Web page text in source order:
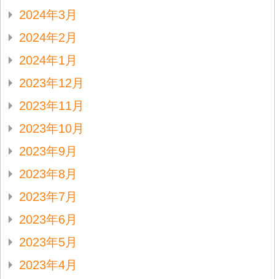
2024年3月
2024年2月
2024年1月
2023年12月
2023年11月
2023年10月
2023年9月
2023年8月
2023年7月
2023年6月
2023年5月
2023年4月